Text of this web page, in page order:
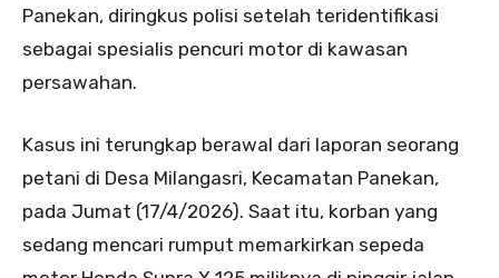
Panekan, diringkus polisi setelah teridentifikasi
sebagai spesialis pencuri motor di kawasan
persawahan.
Kasus ini terungkap berawal dari laporan seorang
petani di Desa Milangasri, Kecamatan Panekan,
pada Jumat (17/4/2026). Saat itu, korban yang
sedang mencari rumput memarkirkan sepeda